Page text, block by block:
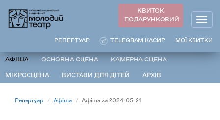
основного
КВИТОК
ПОДАРУНКОВИЙ
МОЇ КВИТКИ
TELEGRAM КАСИР
РЕПЕРТУАР
АФІША ОСНОВНА СЦЕНА КАМЕРНА СЦЕНА
МІКРОСЦЕНА ВИСТАВИ ДЛЯ ДІТЕЙ АРХІВ
Репертуар Афіша Афіша за 2024-05-21